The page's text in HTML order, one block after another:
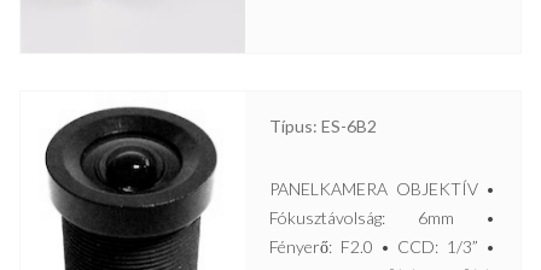
Típus: ES-6B2
PANELKAMERA OBJEKTÍV •
Fókusztávolság: 6mm •
Fényerő: F2.0 • CCD: 1/3” •